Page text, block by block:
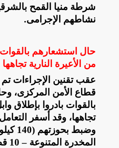
شرطة منيا القمح
نشاطهم الإجرامى.
حال استشعارهم بالقوات
من الأعيرة النارية تجاهها
عقب تقنين الإجراءات
قطاع الأمن المركزى،
بالقوات بادروا بإطلاق
تجاهها، وقد أسفر
وضبط
المخدرة المتنوعة – 10 قطع أسلحة نارية)